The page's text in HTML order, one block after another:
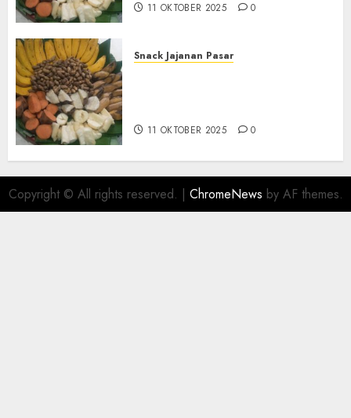
11 OKTOBER 2025 0
Snack Jajanan Pasar
11 OKTOBER 2025 0
Copyright © All rights reserved. | ChromeNews by AF themes.